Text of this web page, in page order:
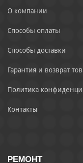
О компании
Способы оплаты
Способы доставки
Гарантия и возврат
Политика
Контакты
РЕМОНТ